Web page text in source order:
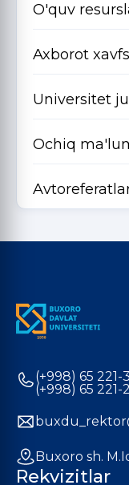
O'quv
Axborot
Universitet
Ochiq
(+998) 65 221-
(+998) 65 221-
Buxoro sh.
Rekvizitlar